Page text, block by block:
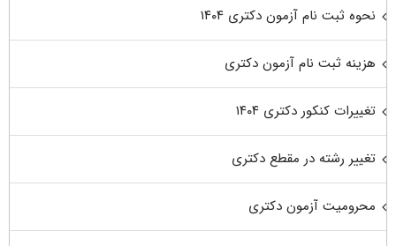
نحوه ثبت نام آزمون دکتری ۱۴۰۴
هزینه ثبت نام آزمون دکتری
تغییرات کنکور دکتری ۱۴۰۴
تغییر رشته در مقطع دکتری
محرومیت آزمون دکتری